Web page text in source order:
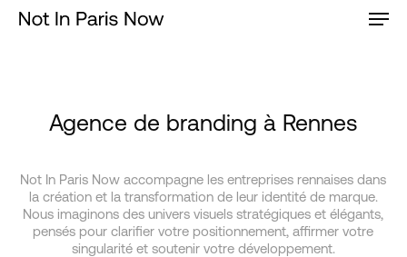
Agence de branding à Rennes
Not In Paris Now accompagne les entreprises rennaises dans
la création et la transformation de leur identité de marque.
Nous imaginons des univers visuels stratégiques et élégants,
pensés pour clarifier votre positionnement, affirmer votre
singularité et soutenir votre développement.